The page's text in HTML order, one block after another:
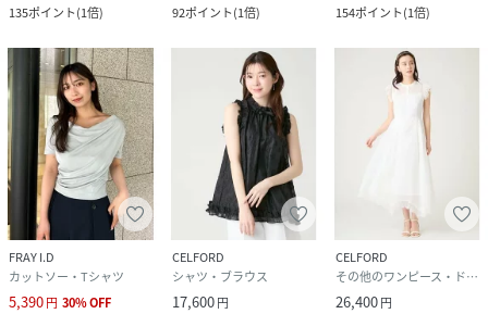
135ポイント(1倍)
92ポイント(1倍)
154ポイント(1倍)
FRAY I.D
カットソー・Tシャツ
5,390円 30%OFF
CELFORD
シャツ・ブラウス
17,600円
CELFORD
その他のワンピース・ドレス
26,400円